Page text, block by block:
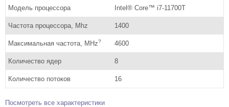
Модель процессора Intel® Core™ i7-11700T
Частота процессора, Mhz 1400
Максимальная частота, MHz? 4600
Количество ядер 8
Количество потоков 16
Посмотреть все характеристики